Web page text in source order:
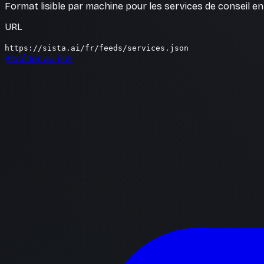
Format lisible par machine pour les services de conseil
URL
https://sista.ai/fr/feeds/services.json
Accéder au flux